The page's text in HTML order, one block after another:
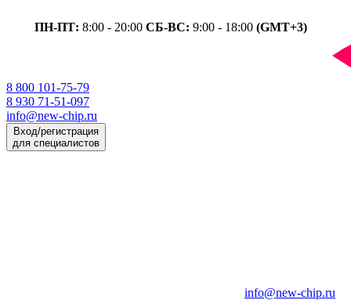
ПН-ПТ: 8:00 - 20:00 СБ-ВС: 9:00 - 18:00 (GMT+3)
8 800 101-75-79
8 930 71-51-097
info@new-chip.ru
Вход/регистрация
для специалистов
info@new-chip.ru